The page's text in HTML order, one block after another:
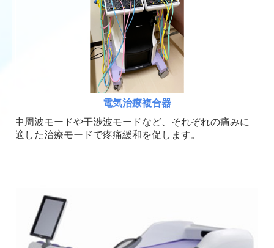
電気治療複合器
中周波モードや干渉波モードなど、それぞれの痛みに
適した治療モードで疼痛緩和を促します。